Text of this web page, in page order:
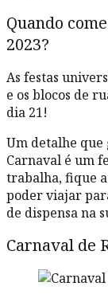
Quando
2023?
As festas
e os blocos de
dia 21!
Um detalhe que
Carnaval é um
trabalha, fique
poder viajar
de dispensa na
Carnaval de